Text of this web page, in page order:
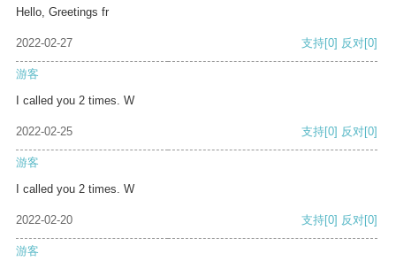
Hello, Greetings fr
2022-02-27 支持[0] 反对[0]
游客
I called you 2 times. W
2022-02-25 支持[0] 反对[0]
游客
I called you 2 times. W
2022-02-20 支持[0] 反对[0]
游客